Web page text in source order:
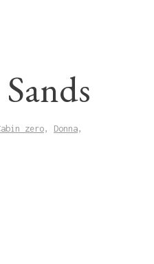
zero, Donna,